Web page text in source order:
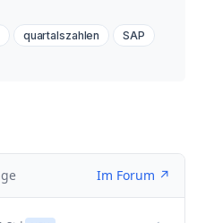
quartalszahlen
SAP